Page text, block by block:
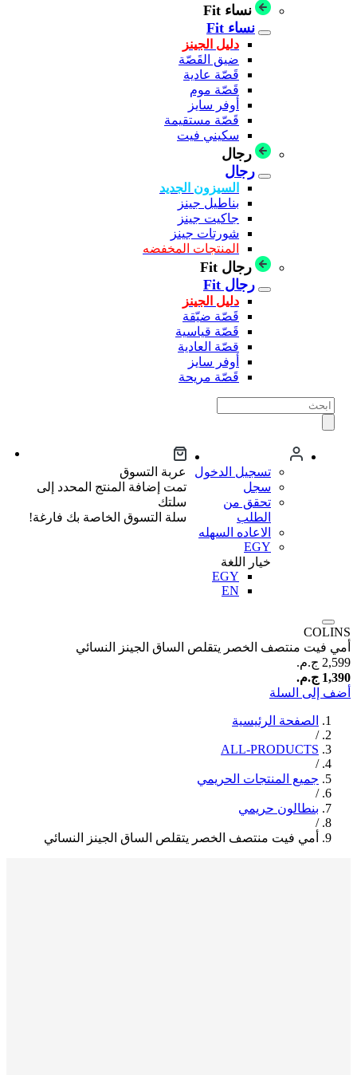
نساء Fit
نساء Fit
دليل الجينز
ضيق القَصّة
قَصّة عادية
قَصّة موم
أوفر سايز
قَصّة مستقيمة
سكيني فيت
رجال
رجال
السيزون الجديد
بناطيل جينز
جاكيت جينز
شورتات جينز
المنتجات المخفضه
رجال Fit
رجال Fit
دليل الجينز
قَصّة ضيّقة
قَصّة قياسية
قصّة العادية
أوفر سايز
قَصّة مريحة
تسجيل الدخول
سجل
تحقق من
الطلب
الاعاده السهله
EGY
خيار اللغة
EGY
EN
عربة التسوق
تمت إضافة المنتج المحدد إلى
سلتك
سلة التسوق الخاصة بك فارغة!
COLINS
أمي فيت منتصف الخصر يتقلص الساق الجينز النسائي
2,599 ج.م.‏
1,390 ج.م.‏
أضف إلى السلة
الصفحة الرئيسية
/
ALL-PRODUCTS
/
جميع المنتجات الحريمي
/
بنطالون حريمي
/
أمي فيت منتصف الخصر يتقلص الساق الجينز النسائي